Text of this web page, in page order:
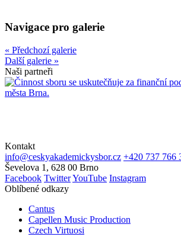
Navigace pro galerie
« Předchozí galerie
Další galerie »
Naši partneři
Kontakt
info@ceskyakademickysbor.cz +420 737 766
Ševelova 1, 628 00 Brno
Facebook TwitterYouTube Instagram
Oblíbené odkazy
Cantus
Capellen Music Production
Czech Virtuosi